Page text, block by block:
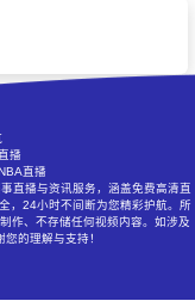
播
直播
直播与资讯服务，涵盖免费高清直
，24小时不间断为您精彩护航。所
作、不存储任何视频内容。如涉及
的理解与支持！